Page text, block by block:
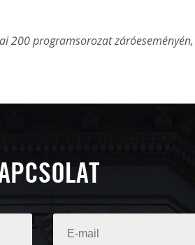
200 programsorozat